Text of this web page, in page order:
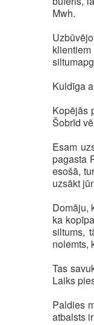
Mwh.
Kuldīga
Kopējās
Šobrīd
Esam
pagasta
esošā,
uzsākt
Domāju,
ka
siltums,
nolemts,
Tas
Laiks
Paldies
atbalsts